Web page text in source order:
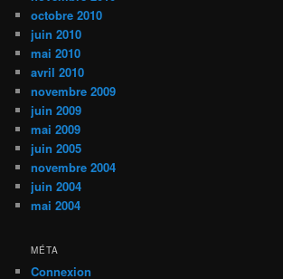
octobre 2010
juin 2010
mai 2010
avril 2010
novembre 2009
juin 2009
mai 2009
juin 2005
novembre 2004
juin 2004
mai 2004
MÉTA
Connexion